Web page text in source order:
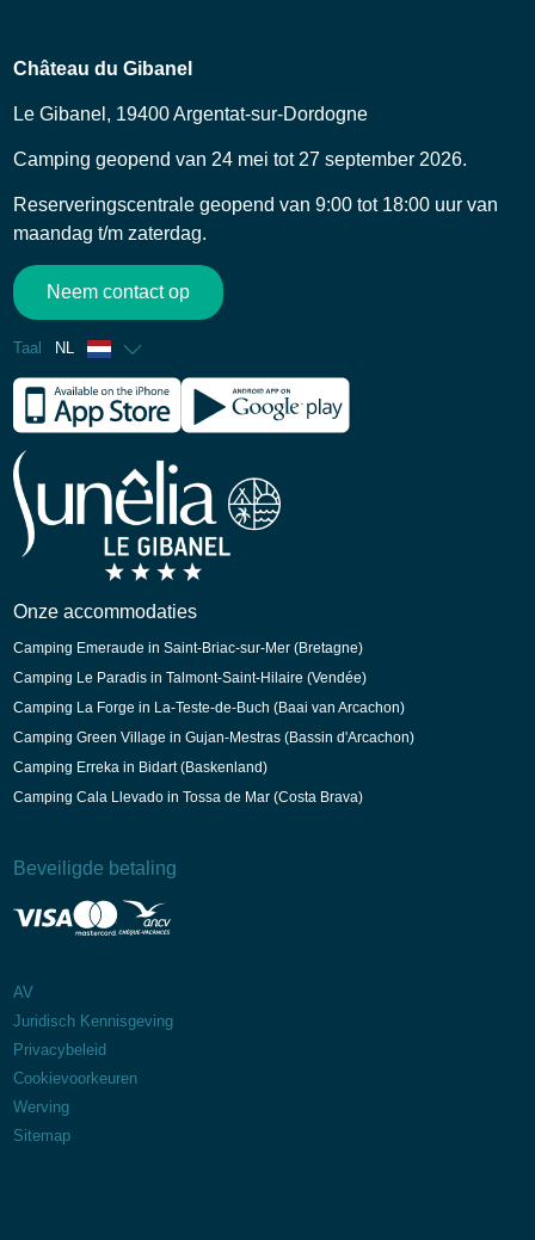
Château du Gibanel
Le Gibanel, 19400 Argentat-sur-Dordogne
Camping geopend van 24 mei tot 27 september 2026.
Reserveringscentrale geopend van 9:00 tot 18:00 uur van
maandag t/m zaterdag.
Neem contact op
Taal NL
Frans
Engels
Duits
Onze accommodaties
Camping Emeraude in Saint-Briac-sur-Mer (Bretagne)
Camping Le Paradis in Talmont-Saint-Hilaire (Vendée)
Camping La Forge in La-Teste-de-Buch (Baai van Arcachon)
Camping Green Village in Gujan-Mestras (Bassin d'Arcachon)
Camping Erreka in Bidart (Baskenland)
Camping Cala Llevado in Tossa de Mar (Costa Brava)
Beveiligde betaling
AV
Juridisch Kennisgeving
Privacybeleid
Cookievoorkeuren
Werving
Sitemap